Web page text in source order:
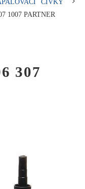
1007 PARTNER
307